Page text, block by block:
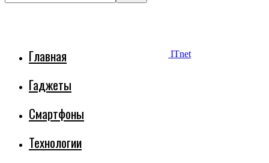
ITnet
Главная
Гаджеты
Смартфоны
Технологии